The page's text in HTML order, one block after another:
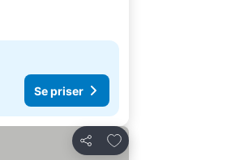
Se priser
Del
Føj til favoritter